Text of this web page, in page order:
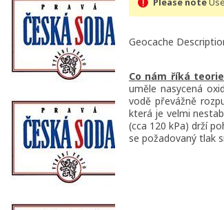
Geocache
Co nám říká
uměle nasycená
vodě převážně
která je velmi
(cca 120 kPa) drží
se požadovaný tlak